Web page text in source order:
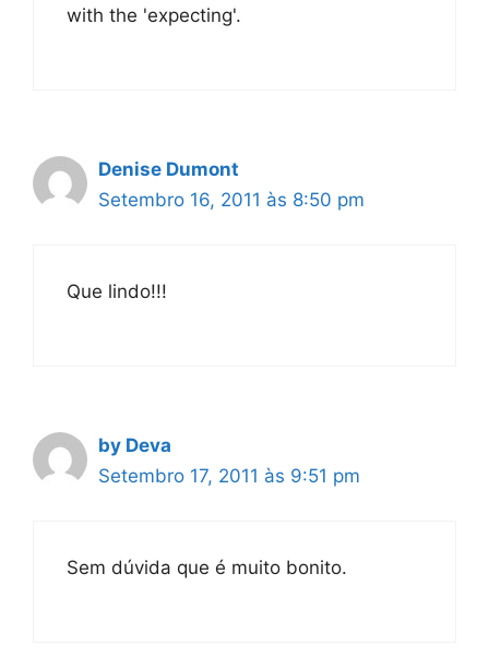
with the 'expecting'.
Denise Dumont
Setembro 16, 2011 às 8:50 pm
Que lindo!!!
by Deva
Setembro 17, 2011 às 9:51 pm
Sem dúvida que é muito bonito.